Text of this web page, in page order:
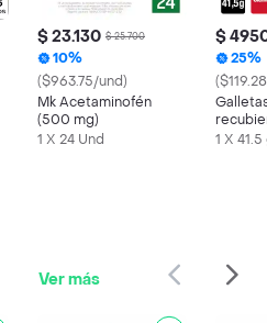
$ 23.130 $ 25.700
10%
($963.75/und)
Mk Acetaminofén
(500 mg)
1 X 24 Und
$
25%
1 X 41.5
Ver más